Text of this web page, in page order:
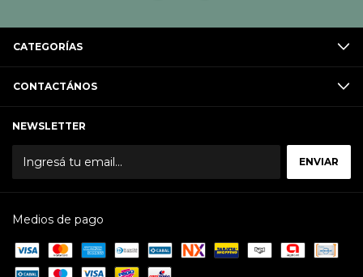
CATEGORÍAS
CONTACTÁNOS
NEWSLETTER
Medios de pago